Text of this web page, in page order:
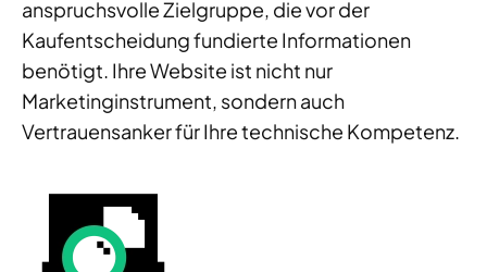
anspruchsvolle Zielgruppe, die vor der
Kaufentscheidung fundierte Informationen
benötigt. Ihre Website ist nicht nur
Marketinginstrument, sondern auch
Vertrauensanker für Ihre technische Kompetenz.